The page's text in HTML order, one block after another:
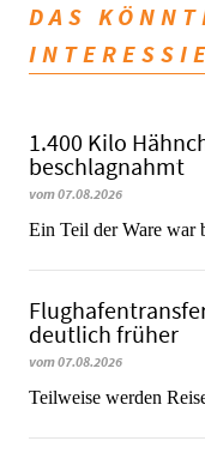
DAS
1.400 Kilo
beschlagnahmt
vom 07.08.2026
​​​​​​​Ein Teil der Ware war
deutlich früher
vom 07.08.2026
Teilweise werden